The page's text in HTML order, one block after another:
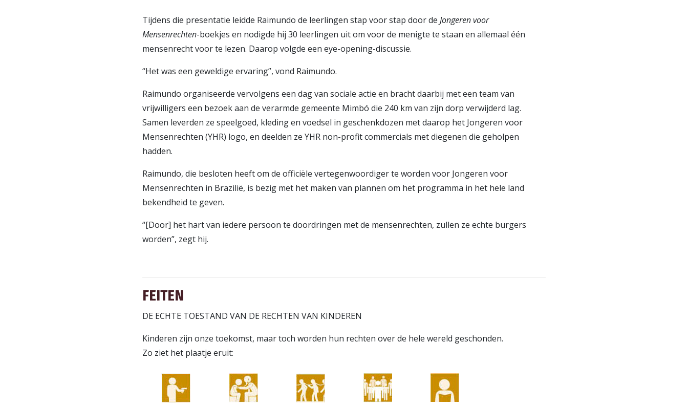
Tijdens die presentatie leidde Raimundo de leerlingen stap voor stap door deJongeren voor
Mensenrechten-boekjes en nodigde hij 30 leerlingen uit om voor de menigte te staan en allemaal één
mensenrecht voor te lezen. Daarop volgde een eye-opening-discussie.
“Het was een geweldige ervaring”, vond Raimundo.
Raimundo organiseerde vervolgens een dag van sociale actie en bracht daarbij met een team van
vrijwilligers een bezoek aan de verarmde gemeente Mimbó die 240 km van zijn dorp verwijderd lag.
Samen leverden ze speelgoed, kleding en voedsel in geschenkdozen met daarop het Jongeren voor
Mensenrechten (YHR) logo, en deelden ze YHR non-profit commercials met diegenen die geholpen
hadden.
Raimundo, die besloten heeft om de officiële vertegenwoordiger te worden voor Jongeren voor
Mensenrechten in Brazilië, is bezig met het maken van plannen om het programma in het hele land
bekendheid te geven.
“[Door] het hart van iedere persoon te doordringen met de mensenrechten, zullen ze echte burgers
worden”, zegt hij.
FEITEN
DE ECHTE TOESTAND VAN DE RECHTEN VAN KINDEREN
Kinderen zijn onze toekomst, maar toch worden hun rechten over de hele wereld geschonden.
Zo ziet het plaatje eruit: